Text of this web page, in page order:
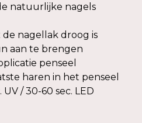
natuurlijke nagels
nagellak droog is
aan te brengen
penseel
haren in het penseel
/ 30-60 sec. LED